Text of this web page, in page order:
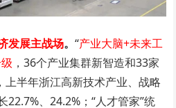
发展主战场。“产业大脑+未来工
，36个产业集群新智造和33家
上半年浙江高新技术产业、战略
、24.2%；“人才管家”统